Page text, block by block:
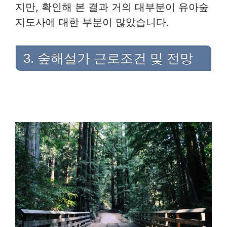
지만, 확인해 본 결과 거의 대부분이 유아숲
지도사에 대한 부분이 많았습니다.
3. 숲해설가 근로조건 및 전망